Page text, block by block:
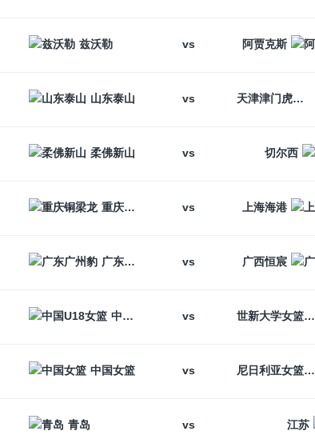
兹沃勒 vs 阿贾克斯
山东泰山 vs 天津津门虎
柔佛新山 vs 切尔西
重庆铜梁龙 vs 上海海港
广东广州豹 vs 广西恒宸
中国U18女篮 vs 世新大学女篮
中国女篮 vs 尼日利亚女篮
青岛 vs 江苏